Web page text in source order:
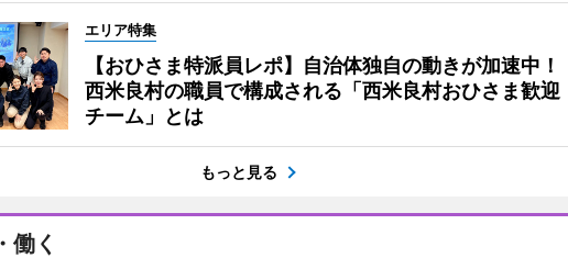
エリア特集
【おひさま特派員レポ】自治体独自の動きが加速中！
西米良村の職員で構成される「西米良村おひさま歓迎
チーム」とは
もっと見る
働く